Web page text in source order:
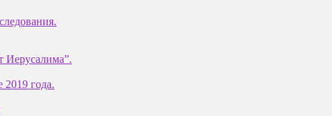
Иерусалима”.
2019 года.